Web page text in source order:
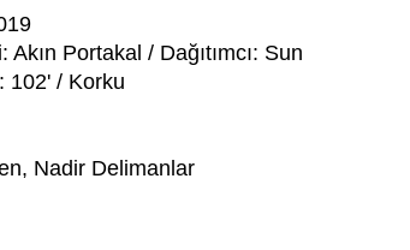
Portakal / Dağıtımcı: Sun
102' / Korku
Nadir Delimanlar